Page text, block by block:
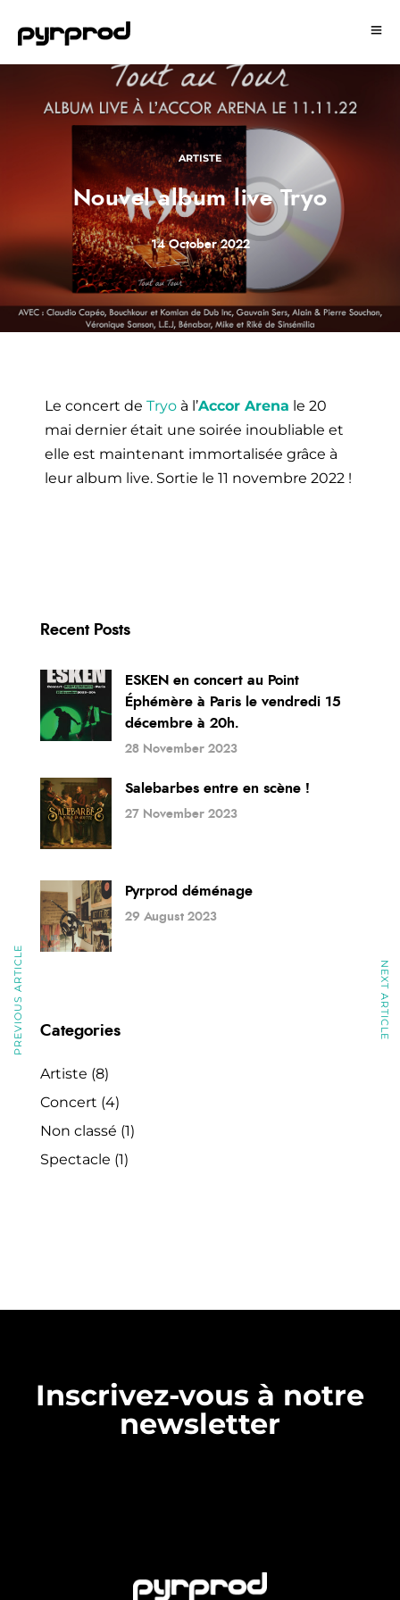
ARTISTE
Nouvel album live Tryo
14 October 2022
Le concert de Tryo à l’Accor Arena le 20
mai dernier était une soirée inoubliable et
elle est maintenant immortalisée grâce à
leur album live. Sortie le 11 novembre 2022 !
PREVIOUS ARTICLE NEXT ARTICLE
Recent Posts
ESKEN en concert au Point
Éphémère à Paris le vendredi 15
décembre à 20h.
28 November 2023
Salebarbes entre en scène !
27 November 2023
Pyrprod déménage
29 August 2023
Categories
Artiste (8)
Concert (4)
Non classé (1)
Spectacle (1)
Inscrivez-vous à notre
newsletter